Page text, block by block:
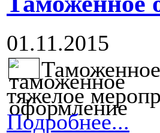
01.11.2015
тяжелое
Подробнее...